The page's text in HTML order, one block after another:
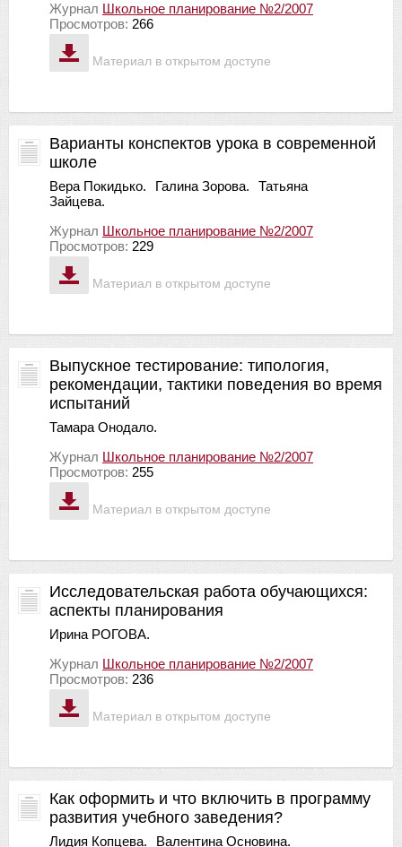
Материал в открытом доступе
Журнал Школьное планирование №2/2007
Просмотров: 266
Материал в открытом доступе
Варианты конспектов урока в современной
школе
Вера Покидько. Галина Зорова.
Татьяна
Зайцева.
Журнал Школьное планирование №2/2007
Просмотров: 229
Материал в открытом доступе
Выпускное тестирование: типология,
рекомендации, тактики поведения во время
испытаний
Тамара Онодало.
Журнал Школьное планирование №2/2007
Просмотров: 255
Материал в открытом доступе
Исследовательская работа обучающихся:
аспекты планирования
Ирина РОГОВА.
Журнал Школьное планирование №2/2007
Просмотров: 236
Как оформить и что включить в программу
развития учебного заведения?
Лидия Копцева. Валентина Основина.